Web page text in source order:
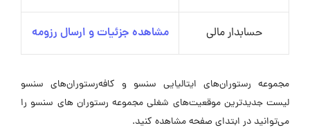
حسابدار مالی مشاهده جزئیات و ارسال رزومه
مجموعه رستوران‌های ایتالیایی سنسو و کافه‌رستوران‌های سنسو
لیست جدیدترین موقعیت‌های شغلی مجموعه رستوران های سنسو را
می‌توانید در ابتدای صفحه مشاهده کنید.